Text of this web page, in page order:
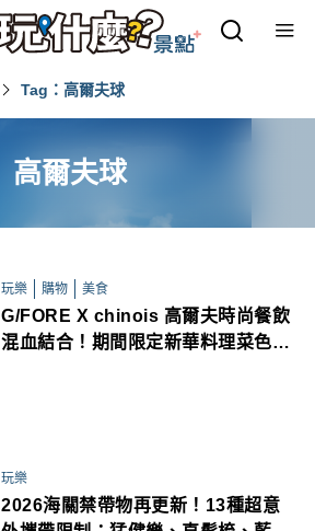
Tag：高爾夫球
高爾夫球
玩樂 購物 美食
G/FORE X chinois 高爾夫時尚餐飲
混血結合！期間限定新華料理菜色顛
玩樂
2026海關禁帶物再更新！13種超意